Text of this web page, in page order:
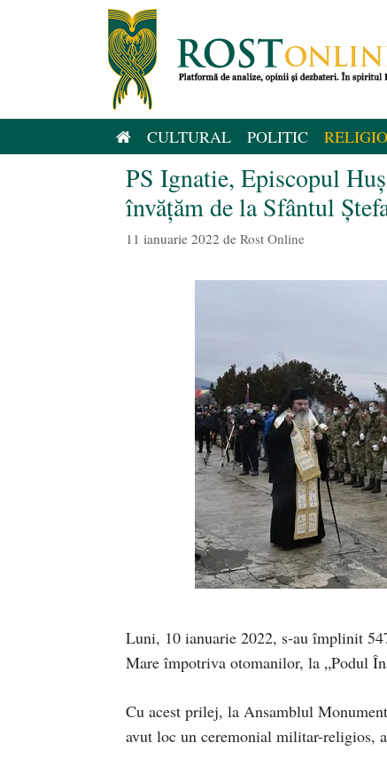
CULTURAL POLITIC
PS Ignatie, Episcopul
învățăm de la Sfântul
11 ianuarie 2022 de Rost Online
Luni, 10 ianuarie 2022, s-au împlinit
Mare împotriva otomanilor, la „Podul
Cu acest prilej, la Ansamblul
avut loc un ceremonial militar-religios,